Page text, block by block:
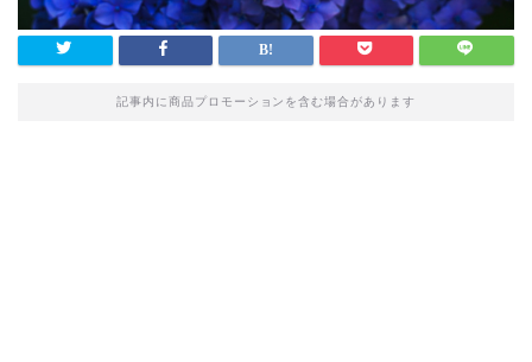
記事内に商品プロモーションを含む場合があります